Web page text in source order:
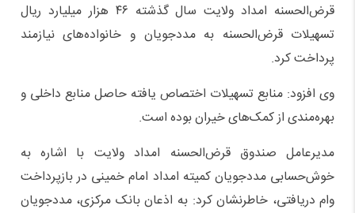
قرض‌الحسنه امداد ولایت سال گذشته ۴۶ هزار میلیارد ریال
تسهیلات قرض‌الحسنه به مددجویان و خانواده‌های نیازمند
پرداخت کرد.
وی افزود: منابع تسهیلات اختصاص یافته حاصل منابع داخلی و
بهره‌مندی از کمک‌های خیران بوده است.
مدیرعامل صندوق قرض‌الحسنه امداد ولایت با اشاره به
خوش‌حسابی مددجویان کمیته امداد امام خمینی در بازپرداخت
وام دریافتی، خاطرنشان کرد: به اذعان بانک مرکزی، مددجویان